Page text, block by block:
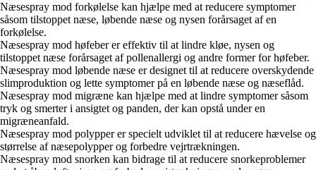
Næsespray mod forkølelse kan hjælpe med at reducere symptomer
såsom tilstoppet næse, løbende næse og nysen forårsaget af en
forkølelse.
Næsespray mod høfeber er effektiv til at lindre kløe, nysen og
tilstoppet næse forårsaget af pollenallergi og andre former for høfeber.
Næsespray mod løbende næse er designet til at reducere overskydende
slimproduktion og lette symptomer på en løbende næse og næseflåd.
Næsespray mod migræne kan hjælpe med at lindre symptomer såsom
tryk og smerter i ansigtet og panden, der kan opstå under en
migræneanfald.
Næsespray mod polypper er specielt udviklet til at reducere hævelse og
størrelse af næsepolypper og forbedre vejrtrækningen.
Næsespray mod snorken kan bidrage til at reducere snorkeproblemer